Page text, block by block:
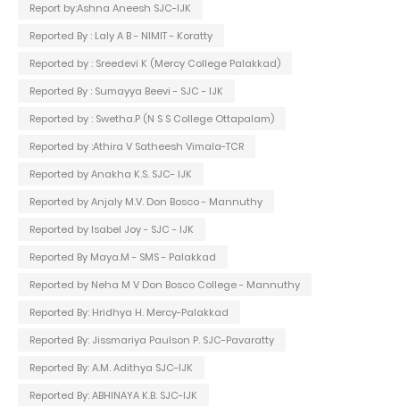
Report by:Ashna Aneesh SJC-IJK
Reported By : Laly A B - NIMIT - Koratty
Reported by : Sreedevi K (Mercy College Palakkad)
Reported By : Sumayya Beevi - SJC - IJK
Reported by : Swetha.P (N S S College Ottapalam)
Reported by :Athira V Satheesh Vimala-TCR
Reported by Anakha K.S. SJC- IJK
Reported by Anjaly M.V. Don Bosco - Mannuthy
Reported by Isabel Joy - SJC - IJK
Reported By Maya.M - SMS - Palakkad
Reported by Neha M V Don Bosco College - Mannuthy
Reported By: Hridhya H. Mercy-Palakkad
Reported By: Jissmariya Paulson P. SJC-Pavaratty
Reported By: A.M. Adithya SJC-IJK
Reported By: ABHINAYA K.B. SJC-IJK